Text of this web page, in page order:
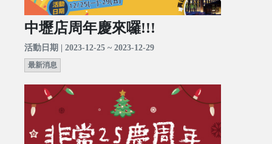
中壢店周年慶來囉!!!
活動日期 | 2023-12-25 ~ 2023-12-29
最新消息